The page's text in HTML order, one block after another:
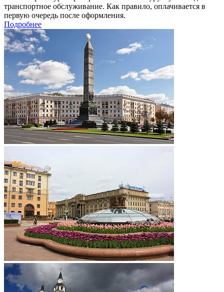
транспортное обслуживание. Как правило, оплачивается в
первую очередь после оформления.
Подробнее